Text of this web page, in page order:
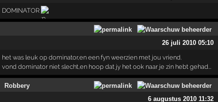
DOMINATOR
26 juli 2010 05:10
het was leuk op dominator,en een fyn weerzien met jou vriend.
vond dominator niet slecht,en hoop dat jy het ook naar je zin hebt gehad...
Robbery
6 augustus 2010 11:32